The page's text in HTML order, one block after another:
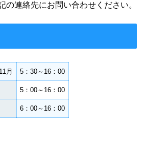
連絡先にお問い合わせください。
月 5：30～16：00
5：00～16：00
6：00～16：00